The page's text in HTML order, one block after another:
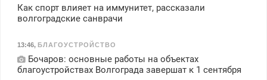
Как спорт влияет на иммунитет, рассказали
волгоградские санврачи
13:46, БЛАГОУСТРОЙСТВО
Бочаров: основные работы на объектах
благоустройствах Волгограда завершат к 1 сентября